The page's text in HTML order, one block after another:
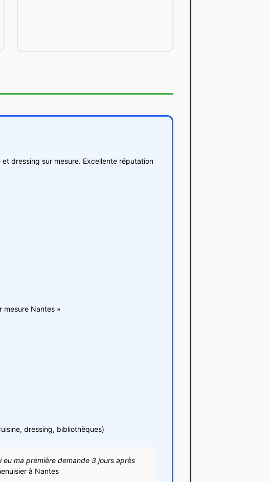
dressing sur mesure. Excellente réputation
mesure Nantes »
dressing, bibliothèques)
ma première demande 3 jours après
à Nantes